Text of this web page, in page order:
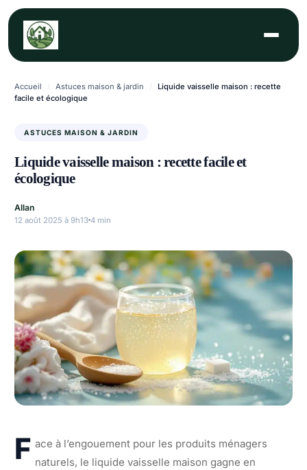
Aller
contenu
Accueil / Astuces maison & jardin /
Liquide vaisselle maison : recette
facile et écologique
ASTUCES MAISON & JARDIN
Liquide vaisselle maison : recette facile et
écologique
Allan
12 août 2025 à 9h13 4 min
F ace à l’engouement pour les produits ménagers
naturels, le liquide vaisselle maison gagne en